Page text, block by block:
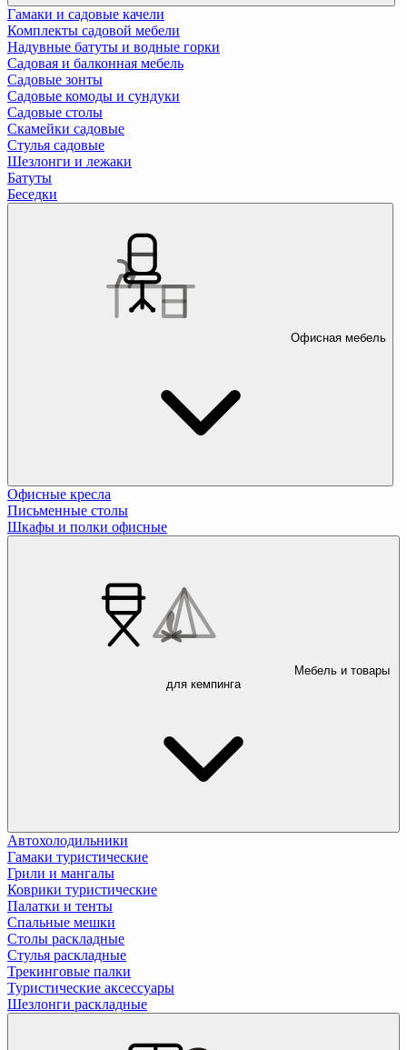
Гамаки и садовые качели
Комплекты садовой мебели
Надувные батуты и водные горки
Садовая и балконная мебель
Садовые зонты
Садовые комоды и сундуки
Садовые столы
Скамейки садовые
Стулья садовые
Шезлонги и лежаки
Батуты
Беседки
Офисная мебель
Офисные кресла
Письменные столы
Шкафы и полки офисные
Мебель и товары
для кемпинга
Автохолодильники
Гамаки туристические
Грили и мангалы
Коврики туристические
Палатки и тенты
Спальные мешки
Столы раскладные
Стулья раскладные
Трекинговые палки
Туристические аксессуары
Шезлонги раскладные